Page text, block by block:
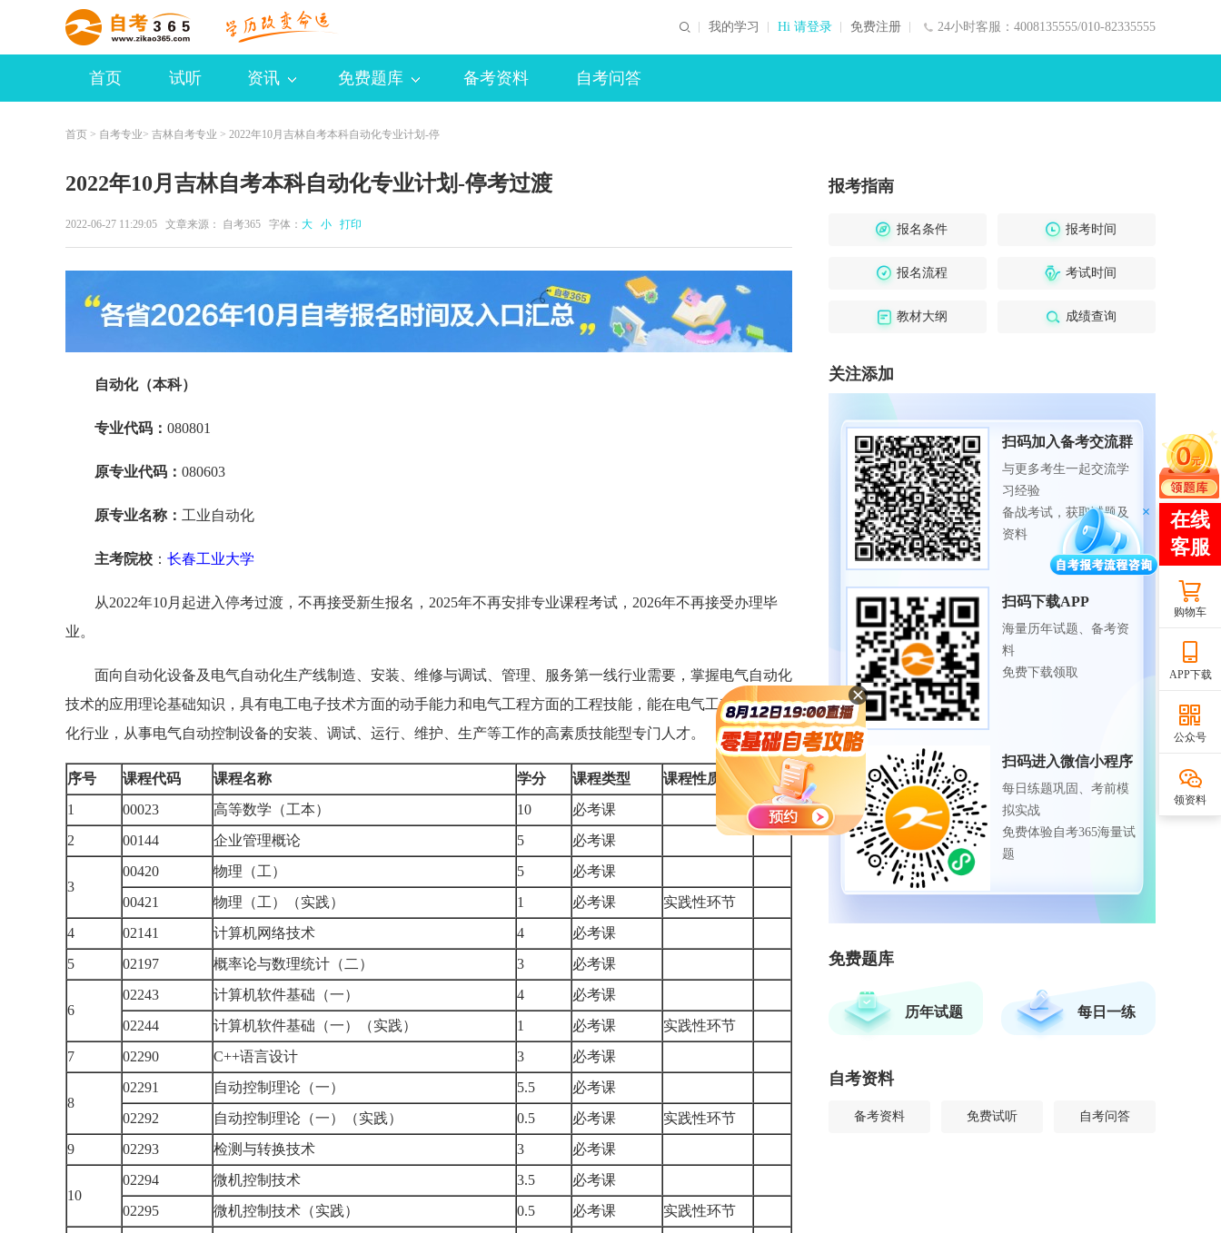
24小时客服：4008135555/010-82335555
我的学习 Hi 请登录 免费注册
首页 试听 资讯 免费题库 备考资料 自考问答
首页 > 自考专业> 吉林自考专业 > 2022年10月吉林自考本科自动化专业计划-停
2022年10月吉林自考本科自动化专业计划-停考过渡
2022-06-27 11:29:05 文章来源： 自考365 字体： 大 小 打印
自动化（本科）
专业代码： 080801
原专业代码： 080603
原专业名称： 工业自动化
主考院校 ： 长春工业大学
从2022年10月起进入停考过渡，不再接受新生报名，2025年不再安排专业课程考试，2026年不再接受办理毕
业。
面向自动化设备及电气自动化生产线制造、安装、维修与调试、管理、服务第一线行业需要，掌握电气自动化
技术的应用理论基础知识，具有电工电子技术方面的动手能力和电气工程方面的工程技能，能在电气工程及其自动
化行业，从事电气自动控制设备的安装、调试、运行、维护、生产等工作的高素质技能型专门人才。
序号 课程代码 课程名称 学分 课程类型 课程性质
备注
1
00023 高等数学（工本） 10
必考课
2
00144 企业管理概论 5 必考课
3
00420 物理（工） 5
必考课
00421
物理（工）（实践） 1 必考课
实践性环节
4
02141 计算机网络技术 4
必考课
5
02197 概率论与数理统计（二） 3 必考课
6
02243 计算机软件基础（一） 4
必考课
02244
计算机软件基础（一）（实践） 1 必考课
实践性环节
7
02290 C++语言设计 3 必考课
8
02291 自动控制理论（一） 5.5
必考课
02292
自动控制理论（一）（实践） 0.5 必考课
实践性环节
9
02293 检测与转换技术 3 必考课
10
02294 微机控制技术 3.5
必考课
02295
微机控制技术（实践） 0.5 必考课
实践性环节
报考指南
报名条件 报考时间
报名流程 考试时间
教材大纲 成绩查询
关注添加
扫码加入备考交流群
与更多考生一起交流学
习经验
备战考试，获取试题及
资料
扫码下载APP
海量历年试题、备考资
料
免费下载领取
扫码进入微信小程序
每日练题巩固、考前模
拟实战
免费体验自考365海量试
题
免费题库
历年试题 每日一练
自考资料
备考资料 免费试听 自考问答
购物车
APP下载
公众号
领资料